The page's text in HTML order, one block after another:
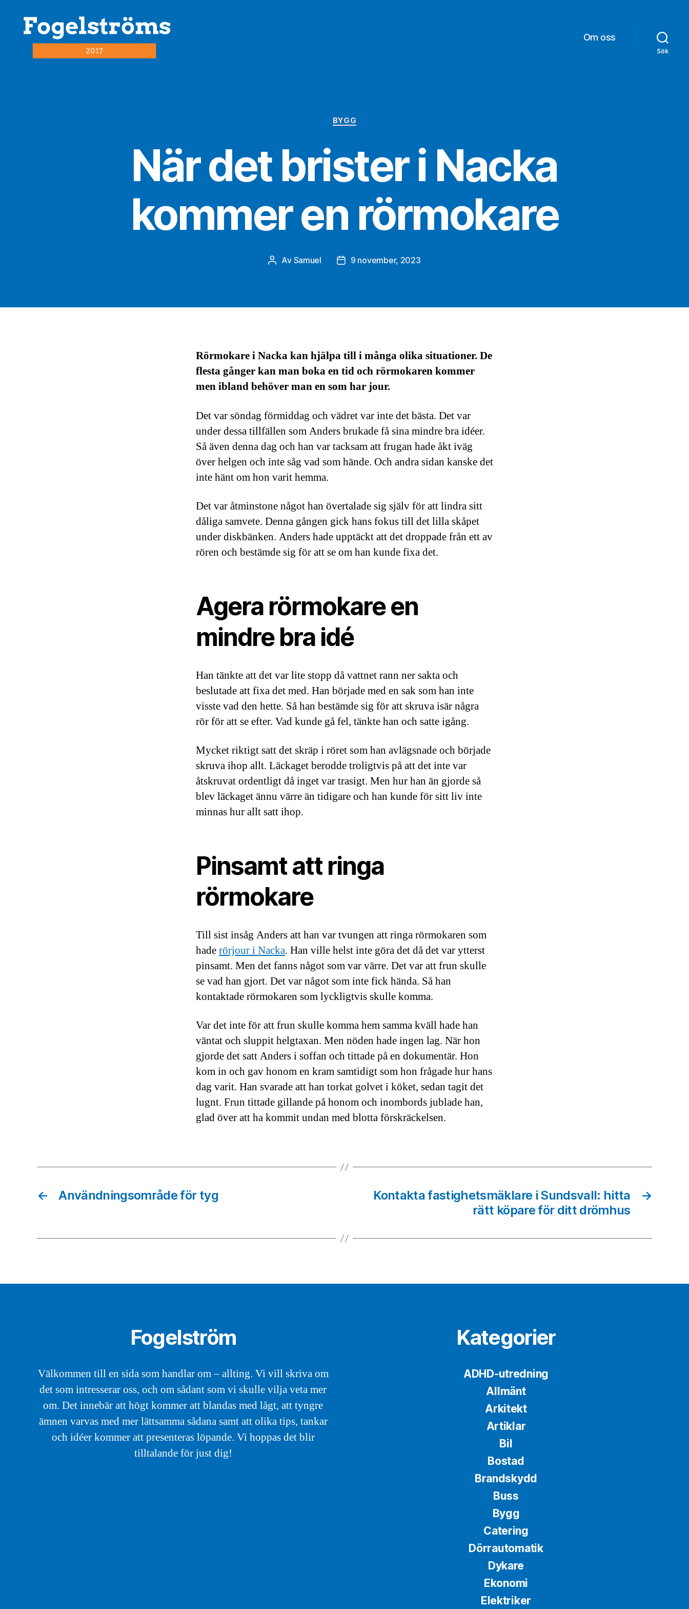
Om oss
Sök
Kategorier
BYGG
När det brister i Nacka
kommer en rörmokare
Inläggsförfattare
Av Samuel Inläggsdatum
9 november, 2023
Rörmokare i Nacka kan hjälpa till i många olika situationer. De
flesta gånger kan man boka en tid och rörmokaren kommer
men ibland behöver man en som har jour.
Det var söndag förmiddag och vädret var inte det bästa. Det var
under dessa tillfällen som Anders brukade få sina mindre bra idéer.
Så även denna dag och han var tacksam att frugan hade åkt iväg
över helgen och inte såg vad som hände. Och andra sidan kanske det
inte hänt om hon varit hemma.
Det var åtminstone något han övertalade sig själv för att lindra sitt
dåliga samvete. Denna gången gick hans fokus till det lilla skåpet
under diskbänken. Anders hade upptäckt att det droppade från ett av
rören och bestämde sig för att se om han kunde fixa det.
Agera rörmokare en
mindre bra idé
Han tänkte att det var lite stopp då vattnet rann ner sakta och
beslutade att fixa det med. Han började med en sak som han inte
visste vad den hette. Så han bestämde sig för att skruva isär några
rör för att se efter. Vad kunde gå fel, tänkte han och satte igång.
Mycket riktigt satt det skräp i röret som han avlägsnade och började
skruva ihop allt. Läckaget berodde troligtvis på att det inte var
åtskruvat ordentligt då inget var trasigt. Men hur han än gjorde så
blev läckaget ännu värre än tidigare och han kunde för sitt liv inte
minnas hur allt satt ihop.
Pinsamt att ringa
rörmokare
Till sist insåg Anders att han var tvungen att ringa rörmokaren som
haderörjour i Nacka. Han ville helst inte göra det då det var ytterst
pinsamt. Men det fanns något som var värre. Det var att frun skulle
se vad han gjort. Det var något som inte fick hända. Så han
kontaktade rörmokaren som lyckligtvis skulle komma.
Var det inte för att frun skulle komma hem samma kväll hade han
väntat och sluppit helgtaxan. Men nöden hade ingen lag. När hon
gjorde det satt Anders i soffan och tittade på en dokumentär. Hon
kom in och gav honom en kram samtidigt som hon frågade hur hans
dag varit. Han svarade att han torkat golvet i köket, sedan tagit det
lugnt. Frun tittade gillande på honom och inombords jublade han,
glad över att ha kommit undan med blotta förskräckelsen.
← Användningsområde för tyg →
Kontakta fastighetsmäklare i Sundsvall: hitta
rätt köpare för ditt drömhus
Fogelström
Välkommen till en sida som handlar om – allting. Vi vill skriva om
det som intresserar oss, och om sådant som vi skulle vilja veta mer
om. Det innebär att högt kommer att blandas med lågt, att tyngre
ämnen varvas med mer lättsamma sådana samt att olika tips, tankar
och idéer kommer att presenteras löpande. Vi hoppas det blir
tilltalande för just dig!
Kategorier
ADHD-utredning
Allmänt
Arkitekt
Artiklar
Bil
Bostad
Brandskydd
Buss
Bygg
Catering
Dörrautomatik
Dykare
Ekonomi
Elektriker